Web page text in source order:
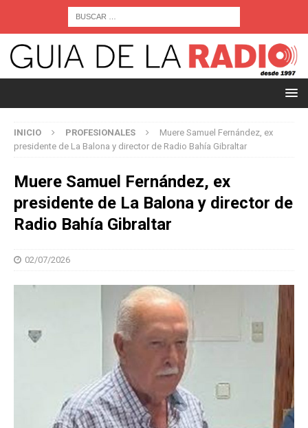
INICIO PROFESIONALES
Muere Samuel Fernández, ex
presidente de La Balona y director de Radio Bahía Gibraltar
Muere Samuel Fernández, ex
presidente de La Balona y director de
Radio Bahía Gibraltar
02/07/2026